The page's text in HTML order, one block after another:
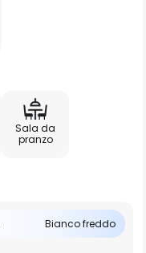
Sala da
pranzo
Bianco freddo